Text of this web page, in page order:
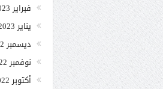
فبراير 2023
يناير 2023
ديسمبر 2022
نوفمبر 2022
أكتوبر 2022